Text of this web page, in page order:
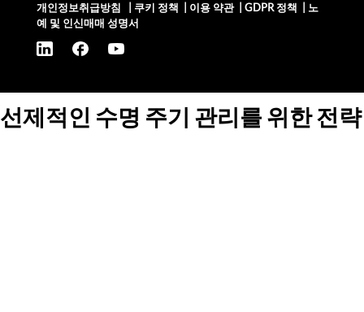
개인정보취급방침
쿠키 정책 이용 약관| GDPR 정책
노
예 및 인신매매 성명서
선제적인 수명 주기 관리를 위한 전략